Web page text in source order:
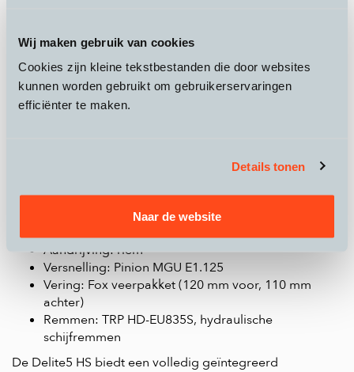
Wij maken gebruik van cookies
Cookies zijn kleine tekstbestanden die door websites
kunnen worden gebruikt om gebruikerservaringen
efficiënter te maken.
Details tonen
Naar de website
DeRiese & Müller Delite5 HSis de topkeuze voor wie
geen concessies wil doen aan comfort en kracht. Met een
TubePack accu van 800 Wh en de krachtige Pinion MGU
E1.125 motor levert deze speed pedelec ongeëvenaarde
Accu: TubePack 800 Wh
Actieradius: 40 - 120 km
Aandrijving: riem
Versnelling: Pinion MGU E1.125
Vering: Fox veerpakket (120 mm voor, 110 mm
achter)
Remmen: TRP HD-EU835S, hydraulische
schijfremmen
De Delite5 HS biedt een volledig geïntegreerd